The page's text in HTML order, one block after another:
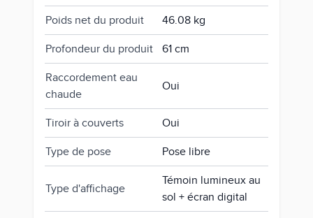
Poids net du produit 46.08 kg
Profondeur du produit 61 cm
Raccordement eau
chaude
Oui
Tiroir à couverts Oui
Type de pose Pose libre
Type d'affichage
Témoin lumineux au
sol + écran digital